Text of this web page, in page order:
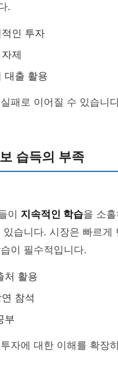
.
인 투자
제
대출 활용
패로 이어질 수 있습니
습득의 부족
이 지속적인 학습을 소
습니다. 시장은 빠르
이 필수적입니다.
처 활용
참석
부
자에 대한 이해를 확장